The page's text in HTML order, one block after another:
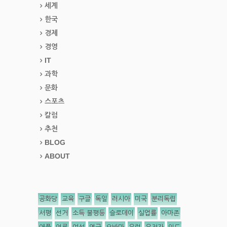
세계
한국
경제
경영
IT
과학
문화
스포츠
칼럼
추천
BLOG
ABOUT
공화당 교육 구글 독일 러시아 미국 분리독립
서평 선거 소득 불평등 슬로데이 실업률 아마존